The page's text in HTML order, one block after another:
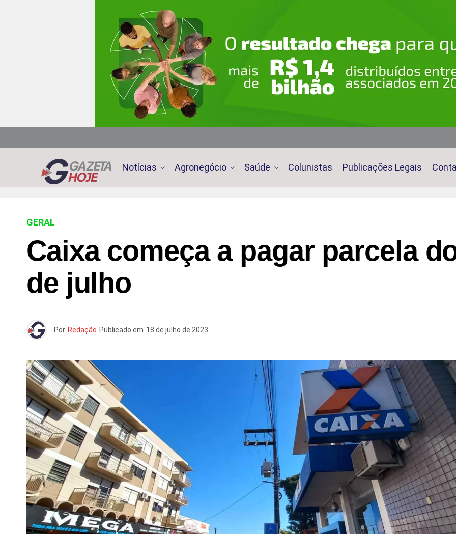
Notícias Agronegócio Saúde Colunistas Publicações Legais
GERAL
Caixa começa a pagar parcela
de julho
Por Redação Publicado em 18 de julho de 2023